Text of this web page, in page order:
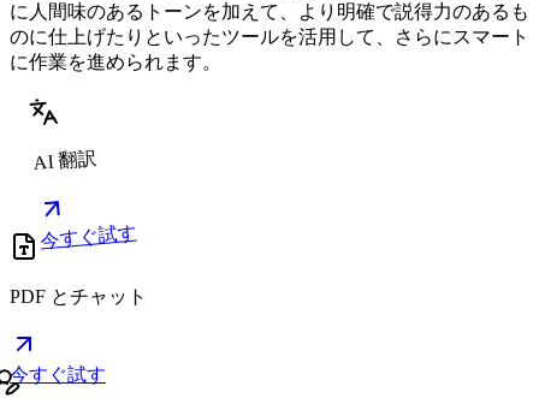
に人間味のあるトーンを加えて、より明確で説得力のあるも
のに仕上げたりといったツールを活用して、さらにスマート
に作業を進められます。
AI 翻訳
今すぐ試す
PDF とチャット
今すぐ試す